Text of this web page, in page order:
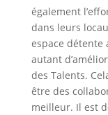
également
dans leurs
espace détente
autant
des Talents.
être des
meilleur. Il est